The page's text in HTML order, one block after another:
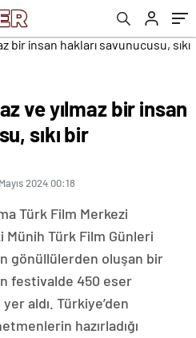
ve yılmaz bir insan
sıkı bir
2024 00:18
Türk Film Merkezi
Münih Türk Film Günleri
gönüllülerden oluşan bir
festivalde 450 eser
aldı. Türkiye’den
hazırladığı